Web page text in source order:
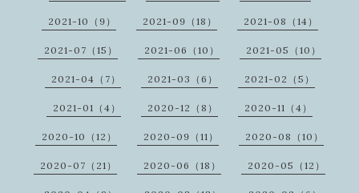
2021-10（9） 2021-09（18） 2021-08（14）
2021-07（15） 2021-06（10） 2021-05（10）
2021-04（7） 2021-03（6） 2021-02（5）
2021-01（4） 2020-12（8） 2020-11（4）
2020-10（12） 2020-09（11） 2020-08（10）
2020-07（21） 2020-06（18） 2020-05（12）